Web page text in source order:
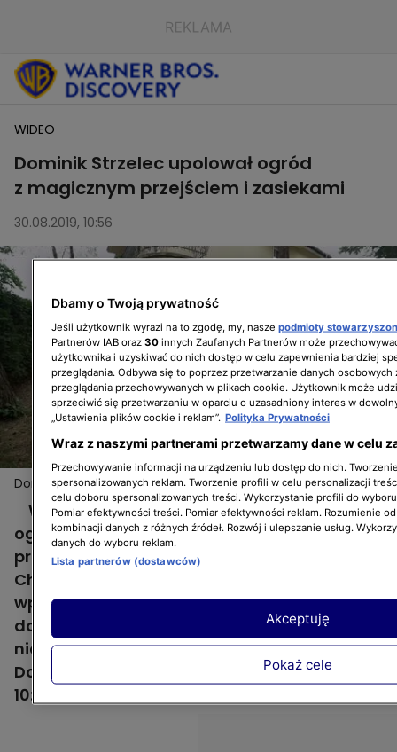
WIDEO
Dominik Strzelec upolował ogród
z magicznym przejściem i zasiekami
30.08.2019, 10:56
Dominik Strzelec upolował ogród z magicznym
przejściem i zasiekami
Więcej
W 1. odcinku 3. sezonu "Polowania na
ogród" Dominik Strzelec trafi do
przydomowego ogrodu Ewy i jej syna Janka.
Chłopak próbował zająć się nim, gdy tylko
wprowadził się razem z mamą do nowego
domu. Niestety, jego próby spełzły na
niczym. Czy trudne podłoże pokona też
Dominika? Przekonacie się 1 września o
10:30!
Dbamy o Twoją prywatność
Jeśli użytkownik wyrazi na to zgodę, my, nasze podmioty
Partnerów IAB oraz 30 innych Zaufanych Partnerów może
użytkownika i uzyskiwać do nich dostęp w celu zapewnienia bardziej
przeglądania. Odbywa się to poprzez przetwarzanie danych osobowych
przeglądania przechowywanych w plikach cookie. Użytkownik może
sprzeciwić się przetwarzaniu w oparciu o uzasadniony interes w
„Ustawienia plików cookie i reklam”. Polityka Prywatności
Wraz z naszymi partnerami przetwarzamy dane w celu
Przechowywanie informacji na urządzeniu lub dostęp do nich.
spersonalizowanych reklam. Tworzenie profili w celu personalizacji
celu doboru spersonalizowanych treści. Wykorzystanie profili do
Pomiar efektywności treści. Pomiar efektywności reklam. Rozumienie
kombinacji danych z różnych źródeł. Rozwój i ulepszanie usług.
danych do wyboru reklam.
Lista partnerów (dostawców)
Pokaż cele
Akceptuję